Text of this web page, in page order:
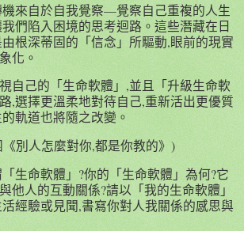
來自於自我覺察—覺察自己重複的人生
們陷入困境的思考迴路。這些潛藏在日
根深蒂固的「信念」所驅動,眼前的現實
化。
自己的「生命軟體」,並且「升級生命軟
,選擇更溫柔地對待自己,重新活出更優質
軌道也將隨之改變。
別人怎麼對你,都是你教的》)
生命軟體」?你的「生命軟體」為何?它
他人的互動關係?請以「我的生命軟體」
經驗或見聞,書寫你對人我關係的感思與